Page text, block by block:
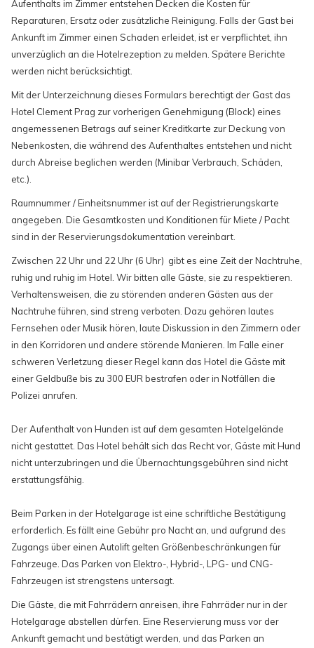
Aufenthalts im Zimmer entstehen Decken die Kosten für
Reparaturen, Ersatz oder zusätzliche Reinigung. Falls der Gast bei
Ankunft im Zimmer einen Schaden erleidet, ist er verpflichtet, ihn
unverzüglich an die Hotelrezeption zu melden. Spätere Berichte
werden nicht berücksichtigt.
Mit der Unterzeichnung dieses Formulars berechtigt der Gast das
Hotel Clement Prag zur vorherigen Genehmigung (Block) eines
angemessenen Betrags auf seiner Kreditkarte zur Deckung von
Nebenkosten, die während des Aufenthaltes entstehen und nicht
durch Abreise beglichen werden (Minibar Verbrauch, Schäden,
etc.).
Raumnummer / Einheitsnummer ist auf der Registrierungskarte
angegeben. Die Gesamtkosten und Konditionen für Miete / Pacht
sind in der Reservierungsdokumentation vereinbart.
Zwischen 22 Uhr und 22 Uhr (6 Uhr) gibt es eine Zeit der Nachtruhe,
ruhig und ruhig im Hotel. Wir bitten alle Gäste, sie zu respektieren.
Verhaltensweisen, die zu störenden anderen Gästen aus der
Nachtruhe führen, sind streng verboten. Dazu gehören lautes
Fernsehen oder Musik hören, laute Diskussion in den Zimmern oder
in den Korridoren und andere störende Manieren. Im Falle einer
schweren Verletzung dieser Regel kann das Hotel die Gäste mit
einer Geldbuße bis zu 300 EUR bestrafen oder in Notfällen die
Polizei anrufen.
Der Aufenthalt von Hunden ist auf dem gesamten Hotelgelände
nicht gestattet. Das Hotel behält sich das Recht vor, Gäste mit Hund
nicht unterzubringen und die Übernachtungsgebühren sind nicht
erstattungsfähig.
Beim Parken in der Hotelgarage ist eine schriftliche Bestätigung
erforderlich. Es fällt eine Gebühr pro Nacht an, und aufgrund des
Zugangs über einen Autolift gelten Größenbeschränkungen für
Fahrzeuge. Das Parken von Elektro-, Hybrid-, LPG- und CNG-
Fahrzeugen ist strengstens untersagt.
Die Gäste, die mit Fahrrädern anreisen, ihre Fahrräder nur in der
Hotelgarage abstellen dürfen. Eine Reservierung muss vor der
Ankunft gemacht und bestätigt werden, und das Parken an